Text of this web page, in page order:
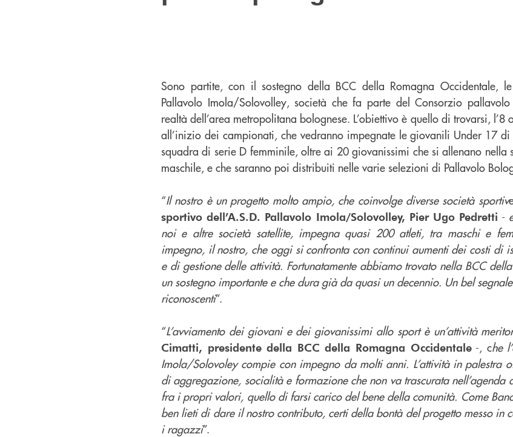
Sono partite, con il sostegno della BCC della Romagna Occidentale,
Pallavolo Imola/Solovolley, società che fa parte del Consorzio
realtà dell’area metropolitana bolognese. L’obiettivo è quello di trovarsi, l’8
all’inizio dei campionati, che vedranno impegnate le giovanili Under 17
squadra di serie D femminile, oltre ai 20 giovanissimi che si allenano nella
maschile, e che saranno poi distribuiti nelle varie selezioni di Pallavolo
“Il nostro è un progetto molto ampio, che coinvolge diverse società sportiv
sportivo dell’A.S.D. Pallavolo Imola/Solovolley, Pier Ugo Pedretti -
noi e altre società satellite, impegna quasi 200 atleti, tra maschi e
impegno, il nostro, che oggi si confronta con continui aumenti dei costi di
e di gestione delle attività. Fortunatamente abbiamo trovato nella BCC
un sostegno importante e che dura già da quasi un decennio. Un bel
riconoscenti”.
“L’avviamento dei giovani e dei giovanissimi allo sport è un’attività
Cimatti, presidente della BCC della Romagna Occidentale-, che
Imola/Solovoley compie con impegno da molti anni. L’attività in palestra
di aggregazione, socialità e formazione che non va trascurata nell’agenda
fra i propri valori, quello di farsi carico del bene della comunità. Come
ben lieti di dare il nostro contributo, certi della bontà del progetto messo in
i ragazzi”.